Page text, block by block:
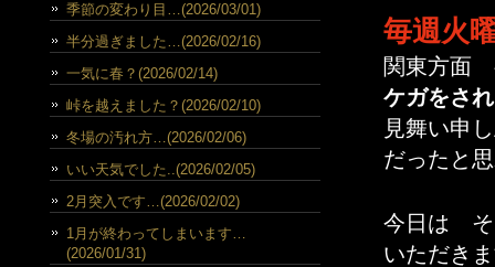
毎週火
関東方面
ケガをさ
見舞い申
だったと
今日は そ
いただき
季節の変わり目…(2026/03/01)
半分過ぎました…(2026/02/16)
一気に春？(2026/02/14)
峠を越えました？(2026/02/10)
冬場の汚れ方…(2026/02/06)
いい天気でした..(2026/02/05)
2月突入です…(2026/02/02)
1月が終わってしまいます…
(2026/01/31)